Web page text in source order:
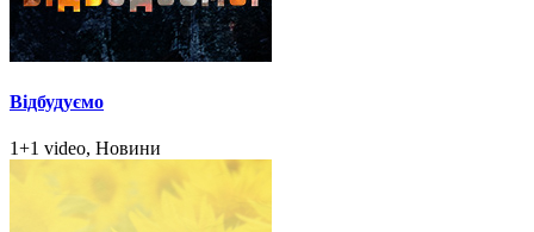
Відбудуємо
1+1 video, Новини